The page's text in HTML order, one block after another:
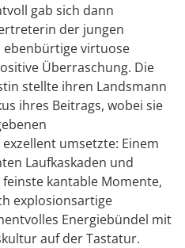
gab sich dann
der jungen
ebenbürtige virtuose
Überraschung. Die
stellte ihren Landsmann
ihres Beitrags, wobei sie
umsetzte: Einem
Laufkaskaden und
kantable Momente,
explosionsartige
Energiebündel mit
auf der Tastatur.